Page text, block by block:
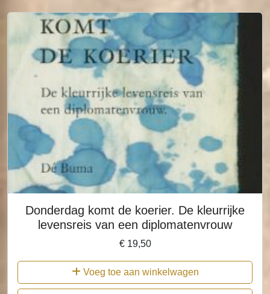
Donderdag komt de koerier. De kleurrijke
levensreis van een diplomatenvrouw
€19,50
Voeg toe aan winkelwagen